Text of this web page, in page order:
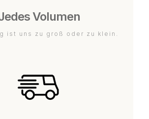
Volumen
ist uns zu groß oder zu klein.